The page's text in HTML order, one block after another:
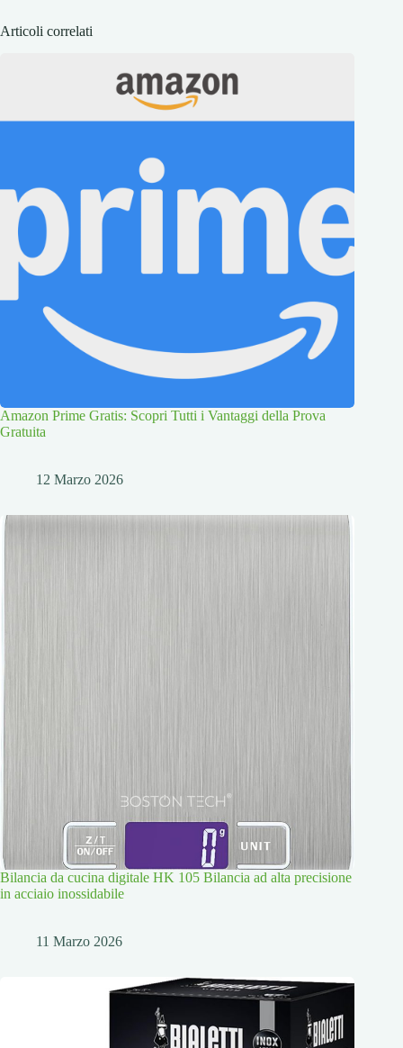
Articoli correlati
Amazon Prime Gratis: Scopri Tutti i Vantaggi della Prova
Gratuita
12 Marzo 2026
Bilancia da cucina digitale HK 105 Bilancia ad alta precisione
in acciaio inossidabile
11 Marzo 2026